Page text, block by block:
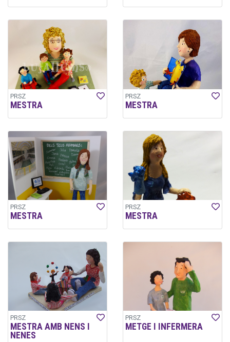
PRSZ
MESTRA
PRSZ
MESTRA
PRSZ
MESTRA
PRSZ
MESTRA
PRSZ
MESTRA AMB NENS I
NENES
PRSZ
METGE I INFERMERA